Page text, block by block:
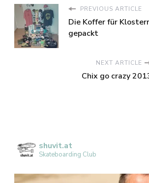
PREVIOUS ARTICLE
Die Koffer für
gepackt
NEXT ARTICLE
Chix go crazy
shuvit.at
Skateboarding Club